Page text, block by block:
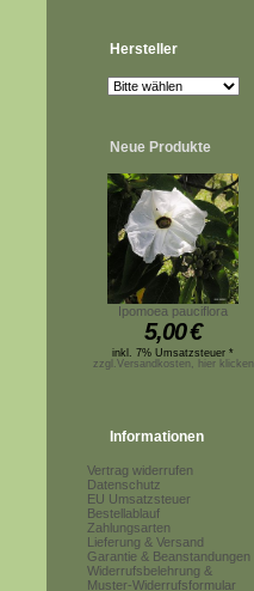
Hersteller
Neue Produkte
Ipomoea pauciflora
5,00€
inkl. 7% Umsatzsteuer *
zzgl.Versandkosten, hier klicken
Informationen
Vertrag widerrufen
Datenschutz
EU Umsatzsteuer
Bestellablauf
Zahlungsarten
Lieferung & Versand
Garantie & Beanstandungen
Widerrufsbelehrung &
Muster-Widerrufsformular